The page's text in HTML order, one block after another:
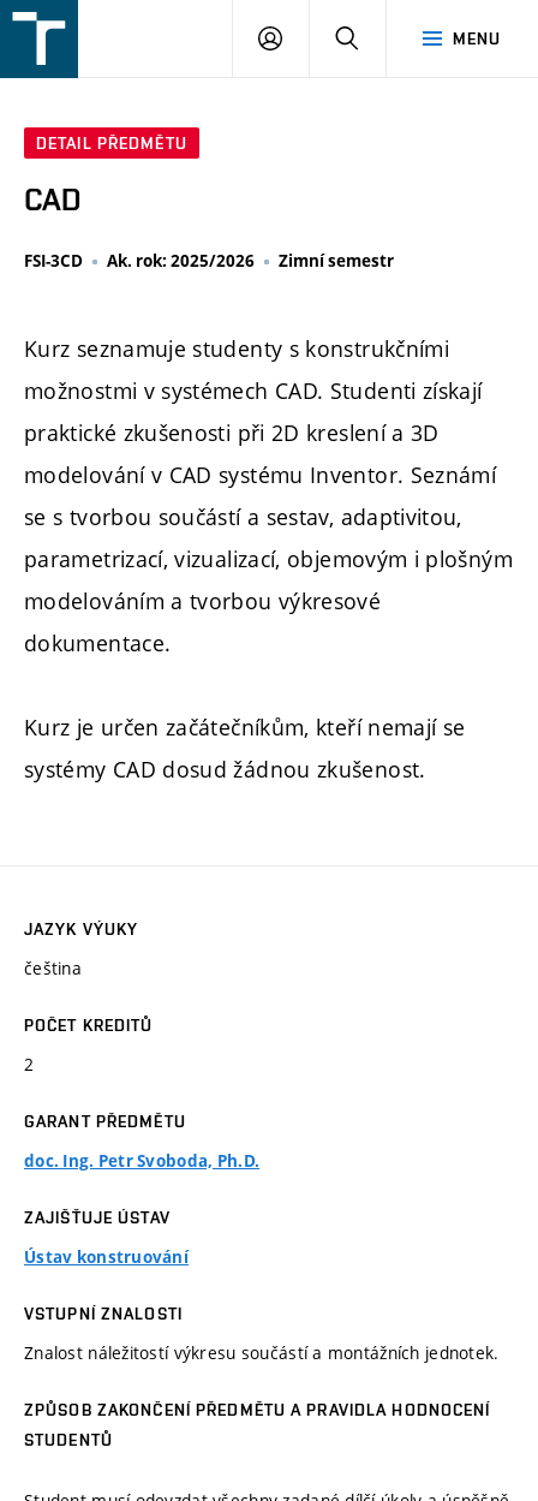
v
MENU
PŘIHLÁŠENÍ
DETAIL PŘEDMĚTU
CAD
FSI-3CD Ak. rok: 2025/2026 Zimní semestr
Kurz seznamuje studenty s konstrukčními
možnostmi v systémech CAD. Studenti získají
praktické zkušenosti při 2D kreslení a 3D
modelování v CAD systému Inventor. Seznámí
se s tvorbou součástí a sestav, adaptivitou,
parametrizací, vizualizací, objemovým i plošným
modelováním a tvorbou výkresové
dokumentace.
Kurz je určen začátečníkům, kteří nemají se
systémy CAD dosud žádnou zkušenost.
JAZYK VÝUKY
čeština
POČET KREDITŮ
2
GARANT PŘEDMĚTU
doc. Ing. Petr Svoboda, Ph.D.
ZAJIŠŤUJE ÚSTAV
Ústav konstruování
VSTUPNÍ ZNALOSTI
Znalost náležitostí výkresu součástí a montážních jednotek.
ZPŮSOB ZAKONČENÍ PŘEDMĚTU A PRAVIDLA HODNOCENÍ
STUDENTŮ